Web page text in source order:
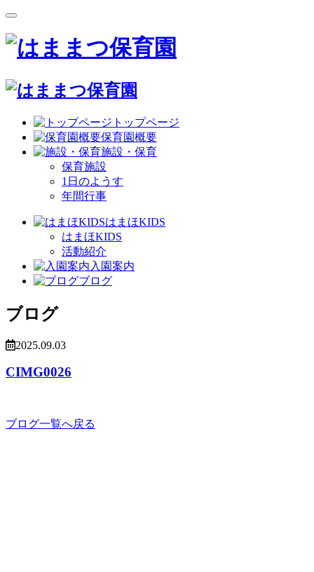
トップページ
保育園概要
施設・保育
保育施設
1日のようす
年間行事
はまほKIDS
はまほKIDS
活動紹介
入園案内
ブログ
ブログ
2025.09.03
CIMG0026
ブログ一覧へ戻る